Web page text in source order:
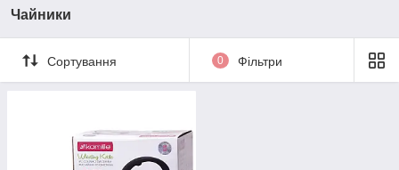
Чайники
Сортування 0 Фільтри